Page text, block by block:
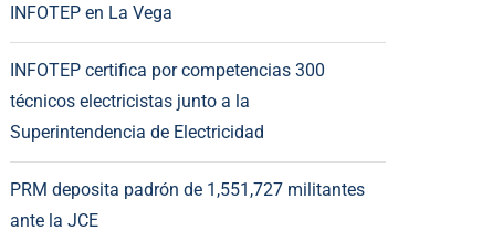
INFOTEP en La Vega
INFOTEP certifica por competencias 300
técnicos electricistas junto a la
Superintendencia de Electricidad
PRM deposita padrón de 1,551,727 militantes
ante la JCE